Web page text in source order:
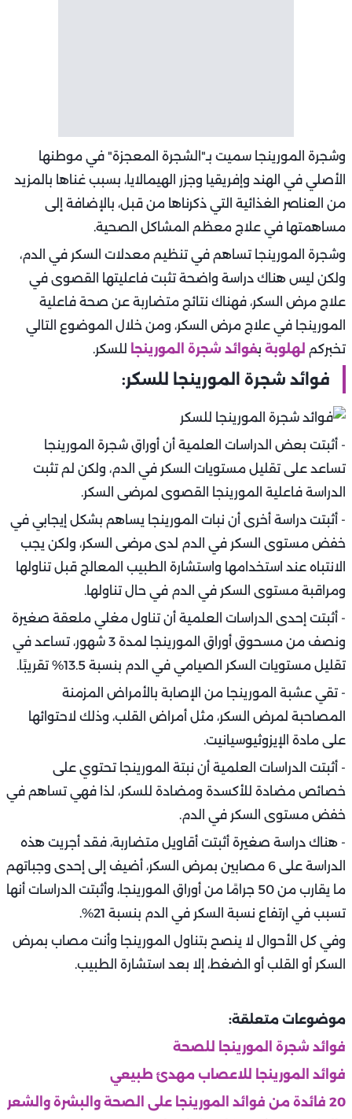
وشجرة المورينجا سميت بـ"الشجرة المعجزة" في موطنها
الأصلي في الهند وإفريقيا وجزر الهيمالايا، بسبب غناها بالمزيد
من العناصر الغذائية التي ذكرناها من قبل، بالإضافة إلى
مساهمتها في علاج معظم المشاكل الصحية.
وشجرة المورينجا تساهم في تنظيم معدلات السكر في الدم،
ولكن ليس هناك دراسة واضحة تثبت فاعليتها القصوى في
علاج مرض السكر، فهناك نتائج متضاربة عن صحة فاعلية
المورينجا في علاج مرض السكر، ومن خلال الموضوع التالي
تخبركم لهلوبة بفوائد شجرة المورينجا للسكر.
فوائد شجرة المورينجا للسكر:
- أثبتت بعض الدراسات العلمية أن أوراق شجرة المورينجا
تساعد على تقليل مستويات السكر في الدم، ولكن لم تثبت
الدراسة فاعلية المورينجا القصوى لمرضى السكر.
- أثبتت دراسة أخرى أن نبات المورينجا يساهم بشكل إيجابي في
خفض مستوى السكر في الدم لدى مرضى السكر، ولكن يجب
الانتباه عند استخدامها واستشارة الطبيب المعالج قبل تناولها
ومراقبة مستوى السكر في الدم في حال تناولها.
- أثبتت إحدى الدراسات العلمية أن تناول مغلي ملعقة صغيرة
ونصف من مسحوق أوراق المورينجا لمدة 3 شهور، تساعد في
تقليل مستويات السكر الصيامي في الدم بنسبة 13.5% تقريبًا.
- تقي عشبة المورينجا من الإصابة بالأمراض المزمنة
المصاحبة لمرض السكر، مثل أمراض القلب، وذلك لاحتوائها
على مادة الإيزوثيوسيانيت.
- أثبتت الدراسات العلمية أن نبتة المورينجا تحتوي على
خصائص مضادة للأكسدة ومضادة للسكر، لذا فهي تساهم في
خفض مستوى السكر في الدم.
- هناك دراسة صغيرة أثبتت أقاويل متضاربة، فقد أجريت هذه
الدراسة على 6 مصابين بمرض السكر، أضيف إلى إحدى وجباتهم
ما يقارب من 50 جرامًا من أوراق المورينجا، وأثبتت الدراسات أنها
تسبب في ارتفاع نسبة السكر في الدم بنسبة 21%.
وفي كل الأحوال لا ينصح بتناول المورينجا وأنت مصاب بمرض
السكر أو القلب أو الضغط، إلا بعد استشارة الطبيب.
موضوعات متعلقة:
فوائد شجرة المورينجا للصحة
فوائد المورينجا للاعصاب مهدئ طبيعي
20 فائدة من فوائد المورينجا على الصحة والبشرة والشعر